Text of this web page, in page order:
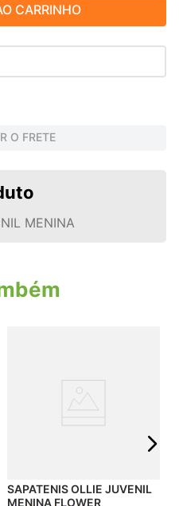
CARRINHO
O FRETE
MENINA
SAPATENIS OLLIE JUVENIL
MENINA FLOWER